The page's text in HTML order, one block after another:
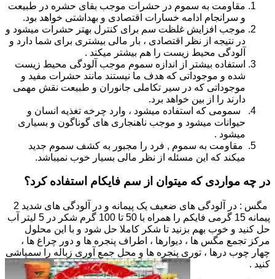
مقاومت به سموم در حشرات موجب بقای حشره در طبیعت
و سرانجام ادامه خسارات اقتصادی و بهداشتی خواهد بود.
موجب افزایش غلظت سم برای کنترل بهتر حشرات میشود و
در نتیجه از نظر اقتصادی ، بار مالی بیشتری برای شما دارد و
آلودگی محیط زیست را هم بیشتر میکند .
استفاده بیشتر از اندازه سموم موجب آلودگی محیط زیست
شده و موجوداتی که هدف ما نیستند مانند حشرات مفید و
موجوداتی که در سیر تکاملی جانوران و طبیعت نقش مهمی
دارند را از بین خواهد برد.
سمومی که استفاده میشود ، وارد چرخه تغذیه انسان و
حیوانات میشود و موجب ناهنجاری های گوناگون و بسیاری
میشود .
مقاومت به سموم , فرد را مجبور به کشف سموم جدید
میکند که این مسئله از نظر مالی بسیار خوب نمیباشد.
در چه مواردی که میتوان از سم فایکام استفاده کرد؟
مگس : در آلودگی های ضعیف یک پیمانه و در آلودگی های شدید 2
پیمانه 15 گرمی فایکم را همراه با 50 تا 100 گرم شکر در 5 لیتر آب
حل کنید و خوب بهم بزنید تا شکر کاملا حل شود و با این محلول
مرکز تجمع مگس ها ، دیوارها ، اطراف پنجره ها و دور چراغ ها ،
چهار چوب درها ، توری پنجره ها و محل جمع آوری زباله را سمپاشی
کنید .